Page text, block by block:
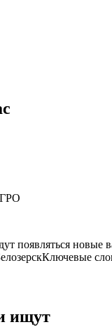
появляться новые
Ключевые
ищут